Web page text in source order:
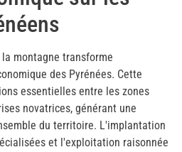
montagne transforme
des Pyrénées. Cette
essentielles entre les zones
novatrices, générant une
du territoire. L'implantation
et l'exploitation raisonnée